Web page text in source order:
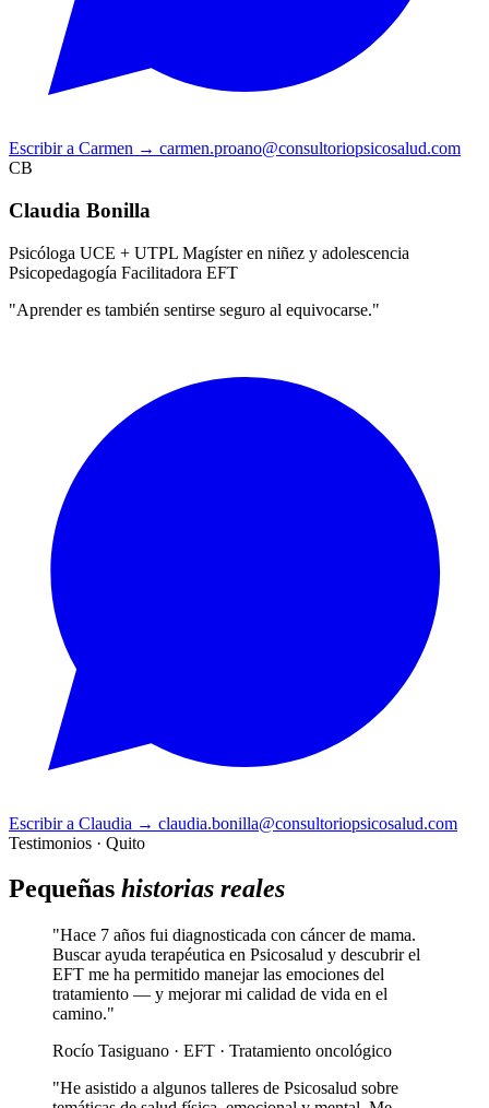
Escribir a Carmen → carmen.proano@consultoriopsicosalud.com
CB
Claudia Bonilla
Psicóloga UCE + UTPL Magíster en niñez y adolescencia
Psicopedagogía Facilitadora EFT
"Aprender es también sentirse seguro al equivocarse."
Escribir a Claudia → claudia.bonilla@consultoriopsicosalud.com
Testimonios · Quito
Pequeñas historias reales
"Hace 7 años fui diagnosticada con cáncer de mama.
Buscar ayuda terapéutica en Psicosalud y descubrir el
EFT me ha permitido manejar las emociones del
tratamiento — y mejorar mi calidad de vida en el
camino."
Rocío Tasiguano · EFT · Tratamiento oncológico
"He asistido a algunos talleres de Psicosalud sobre